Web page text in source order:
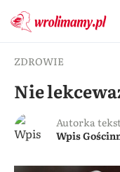
ZDROWIE
Nie
Autorka
Wpis